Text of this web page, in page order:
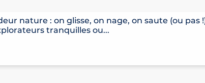
nature : on glisse, on nage, on saute (ou pas
tranquilles ou...